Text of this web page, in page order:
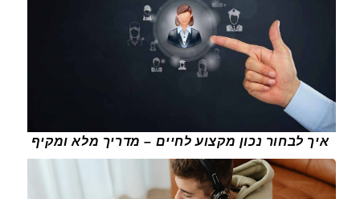
איך לבחור נכון מקצוע לחיים – מדריך מלא ומקיף